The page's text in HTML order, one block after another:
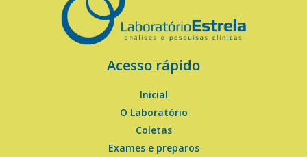
Acesso rápido
Inicial
O Laboratório
Coletas
Exames e preparos